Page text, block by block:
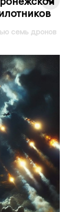
семь дронов